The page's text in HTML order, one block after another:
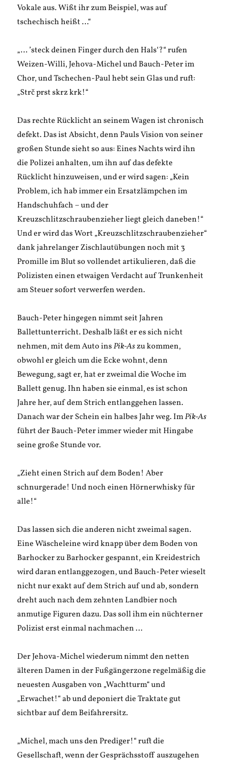
Vokale aus. Wißt ihr zum Beispiel, was auf
tschechisch heißt …“
„… ’steck deinen Finger durch den Hals‘?“ rufen
Weizen-Willi, Jehova-Michel und Bauch-Peter im
Chor, und Tschechen-Paul hebt sein Glas und ruft:
„Strč prst skrz krk!“
Das rechte Rücklicht an seinem Wagen ist chronisch
defekt. Das ist Absicht, denn Pauls Vision von seiner
großen Stunde sieht so aus: Eines Nachts wird ihn
die Polizei anhalten, um ihn auf das defekte
Rücklicht hinzuweisen, und er wird sagen: „Kein
Problem, ich hab immer ein Ersatzlämpchen im
Handschuhfach – und der
Kreuzschlitzschraubenzieher liegt gleich daneben!“
Und er wird das Wort „Kreuzschlitzschraubenzieher“
dank jahrelanger Zischlautübungen noch mit 3
Promille im Blut so vollendet artikulieren, daß die
Polizisten einen etwaigen Verdacht auf Trunkenheit
am Steuer sofort verwerfen werden.
Bauch-Peter hingegen nimmt seit Jahren
Ballettunterricht. Deshalb läßt er es sich nicht
nehmen, mit dem Auto insPik-Aszu kommen,
obwohl er gleich um die Ecke wohnt, denn
Bewegung, sagt er, hat er zweimal die Woche im
Ballett genug. Ihn haben sie einmal, es ist schon
Jahre her, auf dem Strich entlanggehen lassen.
Danach war der Schein ein halbes Jahr weg. ImPik-As
führt der Bauch-Peter immer wieder mit Hingabe
seine große Stunde vor.
„Zieht einen Strich auf dem Boden! Aber
schnurgerade! Und noch einen Hörnerwhisky für
alle!“
Das lassen sich die anderen nicht zweimal sagen.
Eine Wäscheleine wird knapp über dem Boden von
Barhocker zu Barhocker gespannt, ein Kreidestrich
wird daran entlanggezogen, und Bauch-Peter wieselt
nicht nur exakt auf dem Strich auf und ab, sondern
dreht auch nach dem zehnten Landbier noch
anmutige Figuren dazu. Das soll ihm ein nüchterner
Polizist erst einmal nachmachen …
Der Jehova-Michel wiederum nimmt den netten
älteren Damen in der Fußgängerzone regelmäßig die
neuesten Ausgaben von „Wachtturm“ und
„Erwachet!“ ab und deponiert die Traktate gut
sichtbar auf dem Beifahrersitz.
„Michel, mach uns den Prediger!“ ruft die
Gesellschaft, wenn der Gesprächsstoff auszugehen